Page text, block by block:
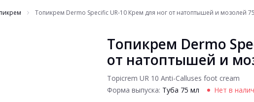
Топикрем Dermo Specific UR-10 Крем для ног от натоптышей и мозолей
Топикрем Dermo
от натоптышей и
Topicrem UR 10 Anti-Calluses foot cream
Форма выпуска: Туба 75 мл Нет в